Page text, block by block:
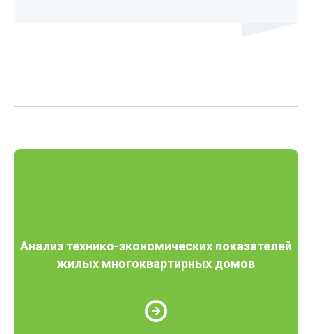
Анализ технико-экономических показателей
жилых многоквартирных домов